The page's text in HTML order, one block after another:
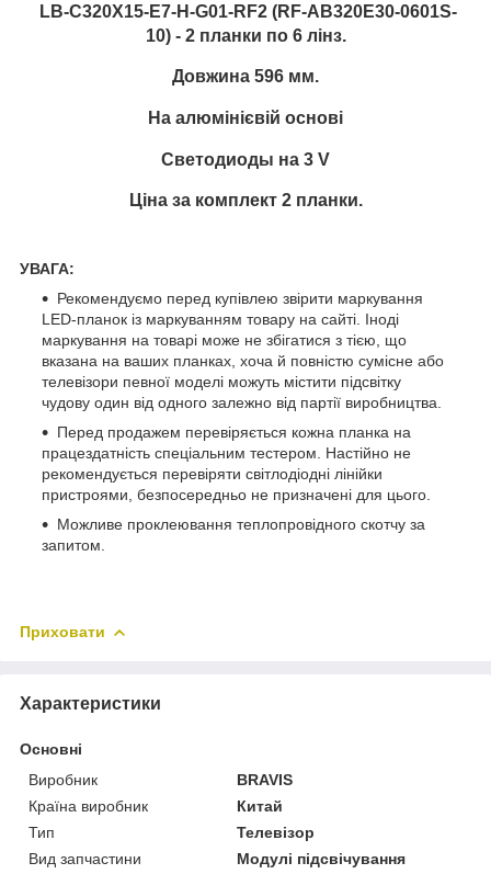
LB-C320X15-E7-H-G01-RF2 (RF-AB320E30-0601S-
10) - 2 планки по 6 лінз.
Довжина 596 мм.
На алюмінієвій основі
Светодиоды на 3 V
Ціна за комплект 2 планки.
УВАГА:
Рекомендуємо перед купівлею звірити маркування
LED-планок із маркуванням товару на сайті. Іноді
маркування на товарі може не збігатися з тією, що
вказана на ваших планках, хоча й повністю сумісне або
телевізори певної моделі можуть містити підсвітку
чудову один від одного залежно від партії виробництва.
Перед продажем перевіряється кожна планка на
працездатність спеціальним тестером. Настійно не
рекомендується перевіряти світлодіодні лінійки
пристроями, безпосередньо не призначені для цього.
Можливе проклеювання теплопровідного скотчу за
запитом.
Приховати
Характеристики
Основні
Виробник
BRAVIS
Країна виробник
Китай
Тип
Телевізор
Вид запчастини
Модулі підсвічування